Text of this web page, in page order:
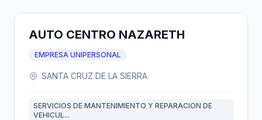
AUTO CENTRO NAZARETH
EMPRESA UNIPERSONAL
SANTA CRUZ DE LA SIERRA
SERVICIOS DE MANTENIMIENTO Y REPARACION DE
VEHICUL...